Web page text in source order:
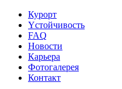
Курорт
Yстойчивость
FAQ
Новости
Карьера
Фотогалерея
Контакт